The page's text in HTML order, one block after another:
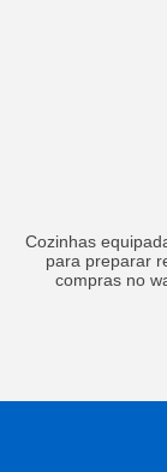
Cozinhas
para preparar
compras no